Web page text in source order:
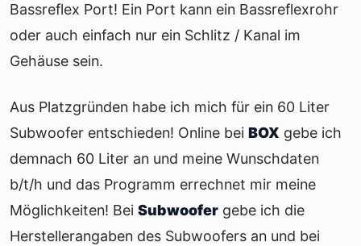
Bassreflex Port! Ein Port kann ein Bassreflexrohr
oder auch einfach nur ein Schlitz / Kanal im
Gehäuse sein.
Aus Platzgründen habe ich mich für ein 60 Liter
Subwoofer entschieden! Online bei BOX gebe ich
demnach 60 Liter an und meine Wunschdaten
b/t/h und das Programm errechnet mir meine
Möglichkeiten! Bei Subwoofer gebe ich die
Herstellerangaben des Subwoofers an und bei